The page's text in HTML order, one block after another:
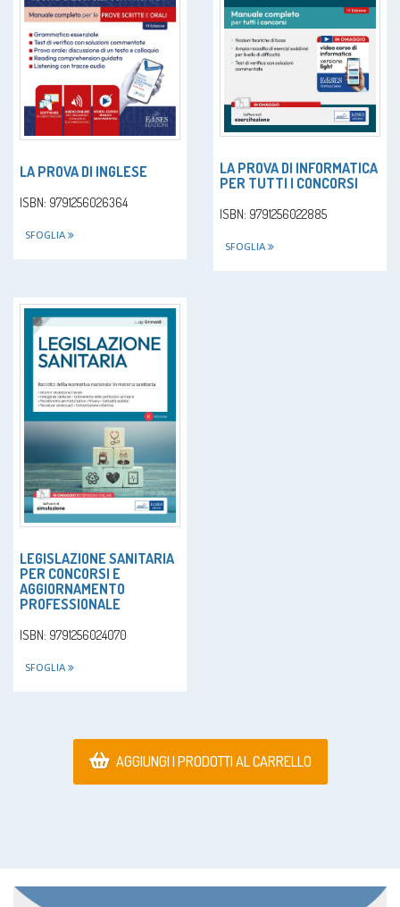
LA PROVA DI INGLESE
ISBN: 9791256026364
SFOGLIA
LA PROVA DI INFORMATICA
PER TUTTI I CONCORSI
ISBN: 9791256022885
SFOGLIA
LEGISLAZIONE SANITARIA
PER CONCORSI E
AGGIORNAMENTO
PROFESSIONALE
ISBN: 9791256024070
SFOGLIA
AGGIUNGI I PRODOTTI AL CARRELLO